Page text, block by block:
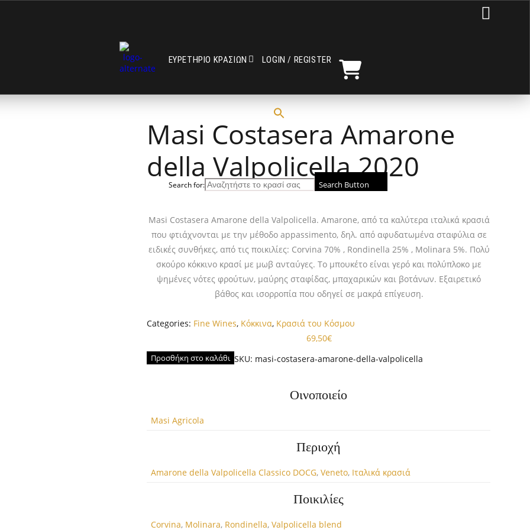

ΕΥΡΕΤΗΡΙΟ ΚΡΑΣΙΩΝ LOGIN / REGISTER
Search for: Search Button
Masi Costasera Amarone
della Valpolicella 2020
Masi Costasera Amarone della Valpolicella. Amarone, από τα καλύτερα ιταλικά κρασιά
που φτιάχνονται με την μέθοδο appassimento, δηλ. από αφυδατωμένα σταφύλια σε
ειδικές συνθήκες, από τις ποικιλίες: Corvina 70% , Rondinella 25% , Molinara 5%. Πολύ
σκούρο κόκκινο κρασί με μωβ ανταύγες. Το μπουκέτο είναι γερό και πολύπλοκο με
ψημένες νότες φρούτων, μαύρης σταφίδας, μπαχαρικών και βοτάνων. Εξαιρετικό
βάθος και ισορροπία που οδηγεί σε μακρά επίγευση.
Categories: Fine Wines, Κόκκινα, Κρασιά του Κόσμου
69,50€
Προσθήκη στο καλάθι SKU: masi-costasera-amarone-della-valpolicella
Οινοποιείο
Masi Agricola
Περιοχή
Amarone della Valpolicella Classico DOCG,Veneto, Ιταλικά κρασιά
Ποικιλίες
Corvina, Molinara, Rondinella,Valpolicella blend